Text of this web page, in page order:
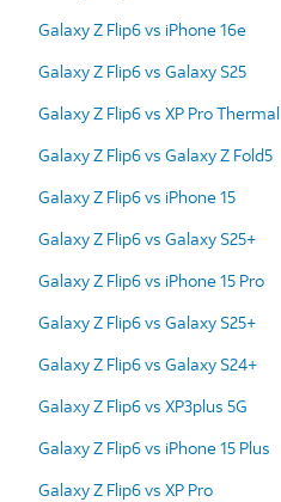
Galaxy Z Flip6 vs iPhone 16e
Galaxy Z Flip6 vs Galaxy S25
Galaxy Z Flip6 vs XP Pro Thermal
Galaxy Z Flip6 vs Galaxy Z Fold5
Galaxy Z Flip6 vs iPhone 15
Galaxy Z Flip6 vs Galaxy S25+
Galaxy Z Flip6 vs iPhone 15 Pro
Galaxy Z Flip6 vs Galaxy S25+
Galaxy Z Flip6 vs Galaxy S24+
Galaxy Z Flip6 vs XP3plus 5G
Galaxy Z Flip6 vs iPhone 15 Plus
Galaxy Z Flip6 vs XP Pro